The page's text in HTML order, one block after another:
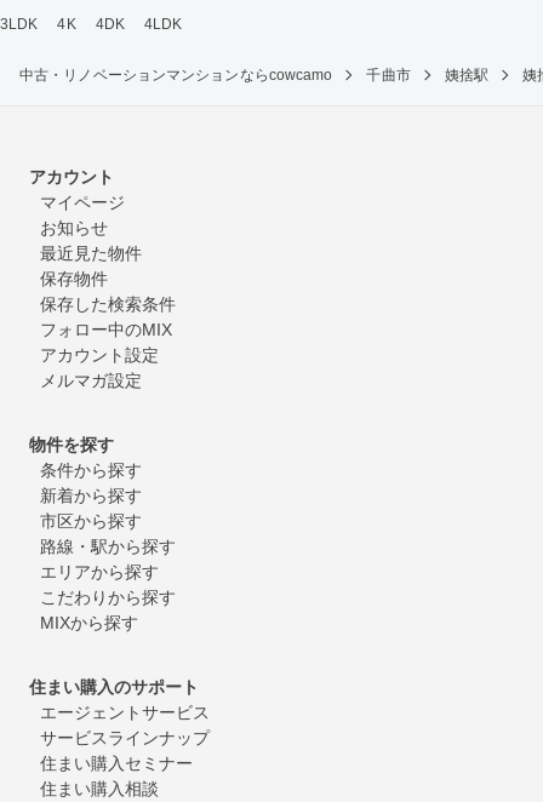
3LDK
4K 4DK 4LDK
中古・リノベーションマンションならcowcamo 千曲市 姨捨駅 姨
アカウント
マイページ
お知らせ
最近見た物件
保存物件
保存した検索条件
フォロー中のMIX
アカウント設定
メルマガ設定
物件を探す
条件から探す
新着から探す
市区から探す
路線・駅から探す
エリアから探す
こだわりから探す
MIXから探す
住まい購入のサポート
エージェントサービス
サービスラインナップ
住まい購入セミナー
住まい購入相談